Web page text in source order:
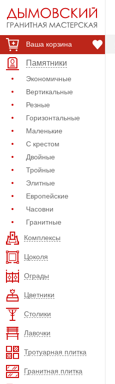
Ваша корзина
Памятники
Экономичные
Вертикальные
Резные
Горизонтальные
Маленькие
С крестом
Двойные
Тройные
Элитные
Европейские
Часовни
Гранитные
Комплексы
Цоколя
Ограды
Цветники
Столики
Лавочки
Тротуарная плитка
Гранитная плитка